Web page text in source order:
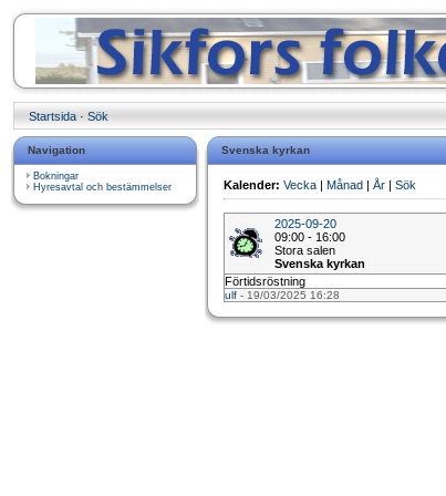
Startsida · Sök
Navigation
Bokningar
Hyresavtal och bestämmelser
Svenska kyrkan
Kalender: Vecka | Månad | År | Sök
2025-09-20
09:00 - 16:00
Stora salen
Svenska kyrkan
Förtidsröstning
ulf - 19/03/2025 16:28